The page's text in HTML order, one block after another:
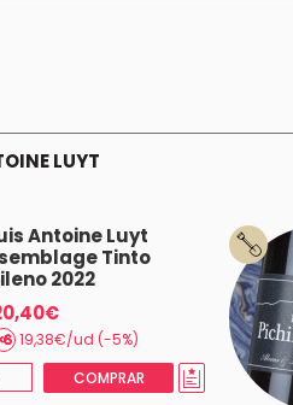
LUYT
Antoine Luyt
Tinto
2022
19,38€/ud (-5%)
COMPRAR